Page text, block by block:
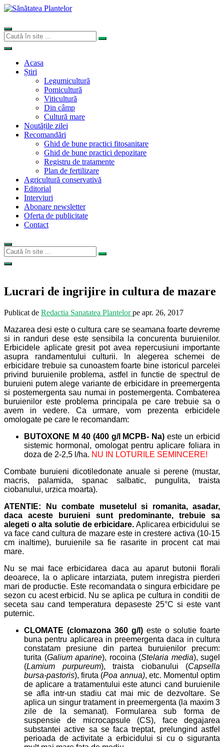
Acasa
Știri
Legumicultură
Pomicultură
Viticultură
Din câmp
Cultură mare
Noutățile zilei
Recomandări
Ghid de bune practici fitosanitare
Ghid de bune practici depozitare
Registru de tratamente
Plan de fertilizare
Agricultură conservativă
Editorial
Interviuri
Abonare newsletter
Oferta de publicitate
Contact
Lucrari de ingrijire in cultura de mazare
Publicat de Redactia Sanatatea Plantelorpe apr. 26, 2017
Mazarea desi este o cultura care se seamana foarte devreme
si in randuri dese este sensibila la concurenta buruienilor.
Erbicidele aplicate gresit pot avea repercusiuni importante
asupra randamentului culturii. In alegerea schemei de
erbicidare trebuie sa cunoastem foarte bine istoricul parcelei
privind buruienile problema, astfel in functie de spectrul de
buruieni putem alege variante de erbicidare in preemergenta
si postemergenta sau numai in postemergenta. Combaterea
buruienilor este problema principala pe care trebuie sa o
avem in vedere. Ca urmare, vom prezenta erbicidele
omologate pe care le recomandam:
BUTOXONE M 40 (400 g/l MCPB- Na) este un erbicid
sistemic hormonal, omologat pentru aplicare foliara in
doza de 2-2,5 l/ha. NU IN LOTURILE SEMINCERE!
Combate buruieni dicotiledonate anuale si perene (mustar,
macris, palamida, spanac salbatic, pungulita, traista
ciobanului, urzica moarta).
ATENTIE: Nu combate musetelul si romanita, asadar,
daca aceste buruieni sunt predominante, trebuie sa
alegeti o alta solutie de erbicidare. Aplicarea erbicidului se
va face cand cultura de mazare este in crestere activa (10-15
cm inaltime), buruienile sa fie rasarite in procent cat mai
mare.
Nu se mai face erbicidarea daca au aparut butonii florali
deoarece, la o aplicare intarziata, putem inregistra pierderi
mari de productie. Este recomandata o singura erbicidare pe
sezon cu acest erbicid. Nu se aplica pe cultura in conditii de
seceta sau cand temperatura depaseste 25°C si este vant
puternic.
CLOMATE (clomazona 360 g/l) este o solutie foarte
buna pentru aplicarea in preemergenta daca in cultura
constatam presiune din partea buruienilor precum:
turita (Galium aparine), rocoina (Stelaria media), sugel
(Lamium purpureum), traista ciobanului (Capsella
bursa-pastoris), firuta (Poa annua), etc. Momentul optim
de aplicare a tratamentului este atunci cand buruienile
se afla intr-un stadiu cat mai mic de dezvoltare. Se
aplica un singur tratament in preemergenta (la maxim 3
zile de la semanat). Formularea sub forma de
suspensie de microcapsule (CS), face degajarea
substantei active sa se faca treptat, prelungind astfel
perioada de activitate a erbicidului si cu o siguranta